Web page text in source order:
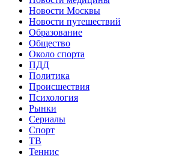
Новости Москвы
Новости путешествий
Образование
Общество
Около спорта
ПДД
Политика
Происшествия
Психология
Рынки
Сериалы
Спорт
ТВ
Теннис